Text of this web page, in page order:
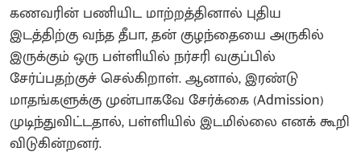
கணவரின் பணியிட மாற்றத்தினால் புதிய
இடத்திற்கு வந்த தீபா, தன் குழந்தையை அருகில்
இருக்கும் ஒரு பள்ளியில் நர்சரி வகுப்பில்
சேர்ப்பதற்குச் செல்கிறாள். ஆனால், இரண்டு
மாதங்களுக்கு முன்பாகவே சேர்க்கை (Admission)
முடிந்துவிட்டதால், பள்ளியில் இடமில்லை எனக் கூறி
விடுகின்றனர்.